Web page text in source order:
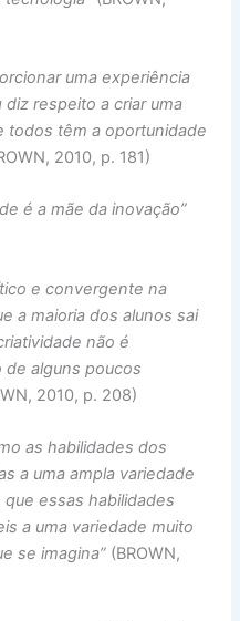
uma experiência
respeito a criar uma
todos têm a oportunidade
2010, p. 181)
é a mãe da inovação”
e convergente na
a maioria dos alunos sai
não é
de alguns poucos
2010, p. 208)
as habilidades dos
a uma ampla variedade
essas habilidades
a uma variedade muito
se imagina” (BROWN,